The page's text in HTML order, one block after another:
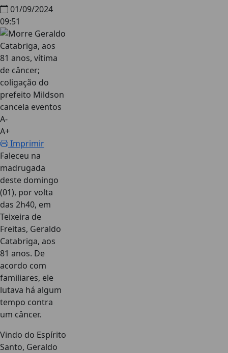
01/09/2024
09:51
A-
A+
Imprimir
Faleceu na
madrugada
deste domingo
(01), por volta
das 2h40, em
Teixeira de
Freitas, Geraldo
Catabriga, aos
81 anos. De
acordo com
familiares, ele
lutava há algum
tempo contra
um câncer.
Vindo do Espírito
Santo, Geraldo